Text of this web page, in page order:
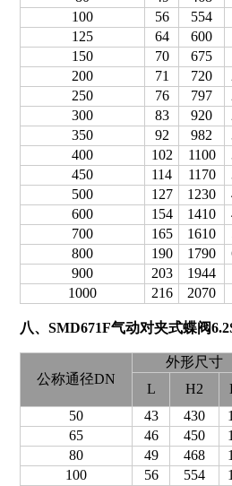
100
56 554
125
64 600
150
70 675
200
71 720
250
76 797
300
83 920
350
92 982
400
102 1100
450
114 1170
500
127 1230
600
154 1410
700
165 1610
800
190 1790
900
203 1944
1000
216 2070
八、SMD671F气动对夹式蝶阀
公称通径DN
外形尺寸
L
H2
50
43 430
65
46 450
80
49 468
100
56 554